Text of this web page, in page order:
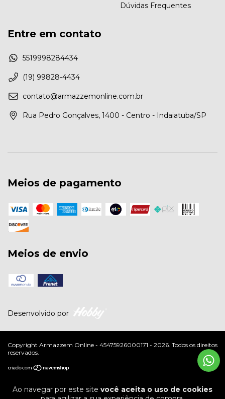
Ao navegar por este site você aceita o uso de cookies
Dúvidas Frequentes
Entre em contato
5519998284434
(19) 99828-4434
contato@armazzemonline.com.br
Rua Pedro Gonçalves, 1400 - Centro - Indaiatuba/SP
Meios de pagamento
Meios de envio
Desenvolvido por
Copyright Armazzem Online - 45475926000171 - 2026. Todos os direitos
reservados.